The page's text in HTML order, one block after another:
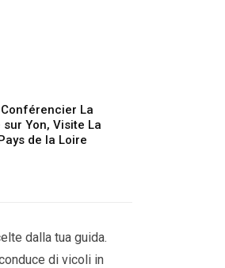
La
sur Yon, Visite La
de la Loire
dalla tua guida.
di vicoli in